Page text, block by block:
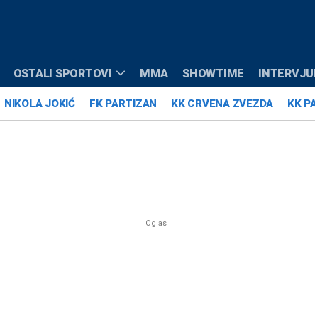
OSTALI SPORTOVI MMA SHOWTIME
NIKOLA JOKIĆ FK PARTIZAN KK CRVENA ZVEZDA KK